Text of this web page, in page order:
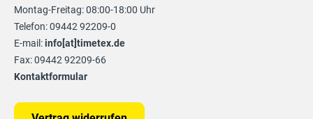
Montag-Freitag: 08:00-18:00 Uhr
Telefon: 09442 92209-0
E-mail:info[at]timetex.de
Fax: 09442 92209-66
Kontaktformular